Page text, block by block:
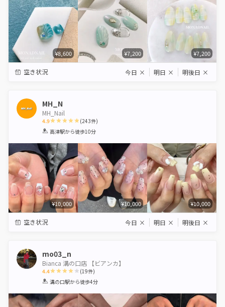
¥8,600 ¥7,200 ¥7,200
空き状況 今日 × 明日 × 明後日 ×
MH_N
MH_Nail
4.9
1 2 3 4 5
(243件)
高津駅から徒歩10分
¥10,000 ¥10,000 ¥10,000
空き状況 今日 × 明日 × 明後日 ×
mo03_n
Bianca 溝の口店 【ビアンカ】
4.4
1 2 3 4 5
(19件)
溝の口駅から徒歩4分